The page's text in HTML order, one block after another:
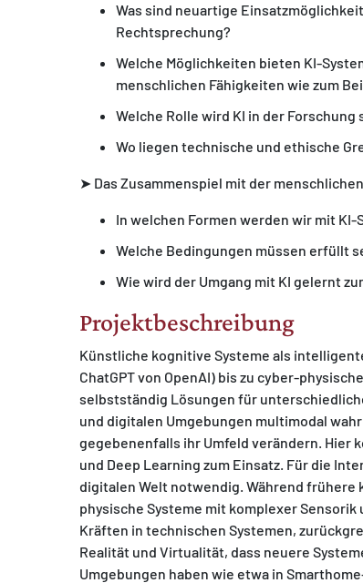
Was sind neuartige
Rechtsprechung?
Welche Möglichkeiten bieten KI-
menschlichen Fähigkeiten wie zum
Welche Rolle wird KI in der Forschung
Wo liegen technische und ethische
➤ Das Zusammenspiel mit der
In welchen Formen werden wir mit
Welche Bedingungen müssen erfüllt
Wie wird der Umgang mit KI gelernt
Projektbeschreibung
Künstliche kognitive Systeme als
ChatGPT von OpenAI) bis zu cyber-
selbstständig Lösungen für
und digitalen Umgebungen multimodal
gegebenenfalls ihr Umfeld verändern. Hier
und Deep Learning zum Einsatz. Für die
digitalen Welt notwendig. Während
physische Systeme mit komplexer
Kräften in technischen Systemen,
Realität und Virtualität, dass neuere
Umgebungen haben wie etwa in